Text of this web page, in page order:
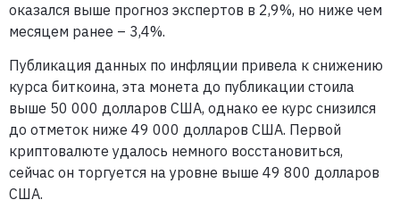
оказался выше прогноз экспертов в 2,9%, но ниже чем
месяцем ранее – 3,4%.
Публикация данных по инфляции привела к снижению
курса биткоина, эта монета до публикации стоила
выше 50 000 долларов США, однако ее курс снизился
до отметок ниже 49 000 долларов США. Первой
криптовалюте удалось немного восстановиться,
сейчас он торгуется на уровне выше 49 800 долларов
США.